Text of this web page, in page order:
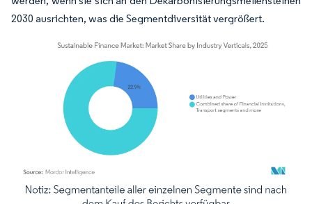
2030 ausrichten, was die Segmentdiversität vergrößert.
Bild © Mordor Intelligence. Wiederverwendung erfordert Namensnennung